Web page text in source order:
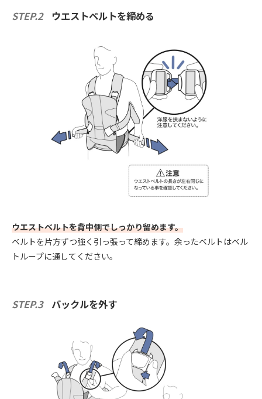
STEP.2 ウエストベルトを締める
ウエストベルトを背中側でしっかり留めます。
ベルトを片方ずつ強く引っ張って締めます。余ったベルトはベル
トループに通してください。
STEP.3 バックルを外す